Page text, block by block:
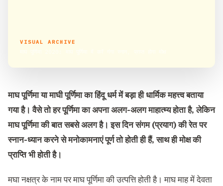
VISUAL ARCHIVE
माघ पूर्णिमा या माघी पूर्णिमा का हिंदू धर्म में बड़ा ही धार्मिक महत्त्व बताया
गया है। वैसे तो हर पूर्णिमा का अपना अलग-अलग माहात्म्य होता है, लेकिन
माघ पूर्णिमा की बात सबसे अलग है। इस दिन संगम (प्रयाग) की रेत पर
स्नान-ध्यान करने से मनोकामनाएं पूर्ण तो होती ही हैं, साथ ही मोक्ष की
प्राप्ति भी होती है।
मघा नक्षत्र के नाम पर माघ पूर्णिमा की उत्पत्ति होती है। माघ माह में देवता